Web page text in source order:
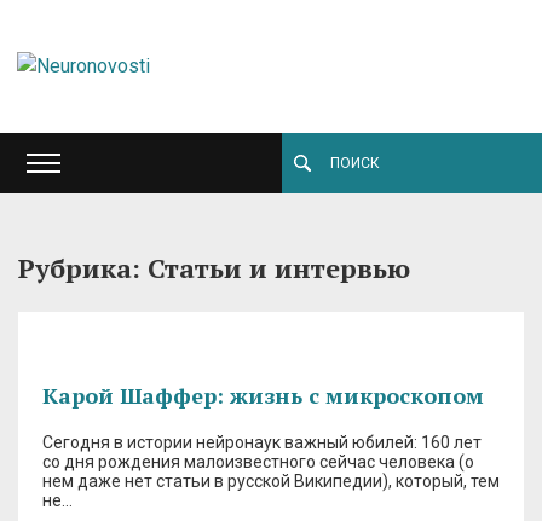
Рубрика: Статьи и интервью
Карой Шаффер: жизнь с микроскопом
Сегодня в истории нейронаук важный юбилей: 160 лет
со дня рождения малоизвестного сейчас человека (о
нем даже нет статьи в русской Википедии), который, тем
не…